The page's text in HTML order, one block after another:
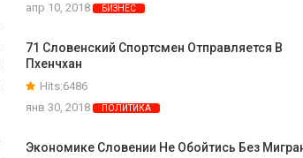
апр 10, 2018
БИЗНЕС
71 Словенский Спортсмен Отправляется В
Пхенчхан
Hits:6486
янв 30, 2018
ПОЛИТИКА
Экономике Словении Не Обойтись Без